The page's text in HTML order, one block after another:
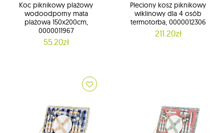
Koc piknikowy plażowy
wodoodporny mata
plażowa 150x200cm,
0000011967
55.20zł
Pleciony kosz piknikowy
wiklinowy dla 4 osób
termotorba, 0000012306
211.20zł